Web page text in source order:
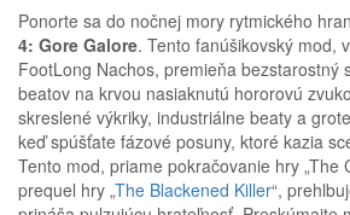
Ponorte sa do nočnej mory rytmického
4: Gore Galore. Tento fanúšikovský mod,
FootLong Nachos, premieňa bezstarostný
beatov na krvou nasiaknutú hororovú
skreslené výkriky, industriálne beaty a
keď spúšťate fázové posuny, ktoré kazia
Tento mod, priame pokračovanie hry „The
prequel hry „The Blackened Killer“,